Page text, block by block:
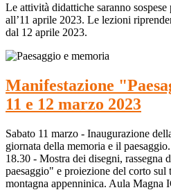
Le attività didattiche saranno
all’11 aprile 2023. Le lezioni
dal 12 aprile 2023.
Manifestazione
11 e 12 marzo 2023
Sabato 11 marzo - Inaugurazione
giornata della memoria e il
18.30 - Mostra dei disegni, rassegna
paesaggio" e proiezione del corto
montagna appenninica. Aula Magna